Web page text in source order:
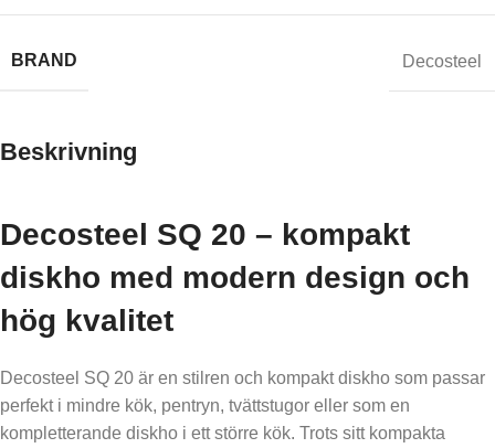
BRAND Decosteel
Beskrivning
Decosteel SQ 20 – kompakt
diskho med modern design och
hög kvalitet
Decosteel SQ 20 är en stilren och kompakt diskho som passar
perfekt i mindre kök, pentryn, tvättstugor eller som en
kompletterande diskho i ett större kök. Trots sitt kompakta